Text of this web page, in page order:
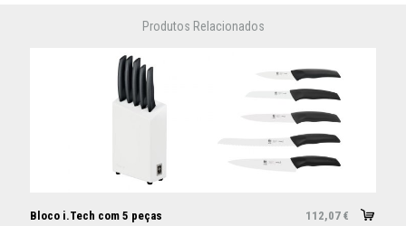
Produtos Relacionados
Bloco i.Tech com 5 peças 112,07 €